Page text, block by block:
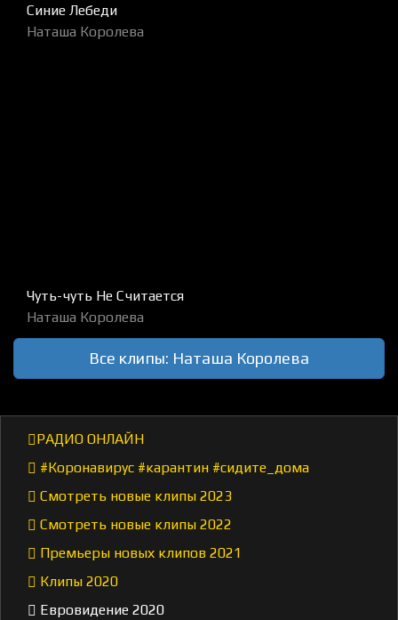
Синие Лебеди
Наташа Королева
Чуть-чуть Не Считается
Наташа Королева
Все клипы: Наташа Королева
РАДИО ОНЛАЙН
#Коронавирус #карантин #сидите_дома
Смотреть новые клипы 2023
Смотреть новые клипы 2022
Премьеры новых клипов 2021
Клипы 2020
Евровидение 2020